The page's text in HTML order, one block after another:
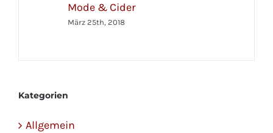
Mode & Cider
März 25th, 2018
Kategorien
Allgemein